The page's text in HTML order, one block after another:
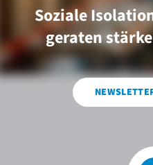
Soziale
geraten